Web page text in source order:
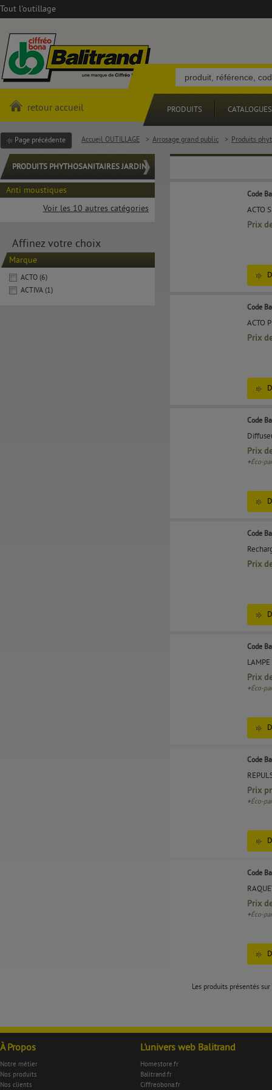
Tout l'outillage
retour accueil PRODUITS CATALOGUES
Page précédente Accueil OUTILLAGE > Arrosage grand public > Produits
PRODUITS PHYTHOSANITAIRES JARDIN
Anti moustiques
Voir les 10 autres catégories
Affinez votre choix
Marque
ACTO (6)
ACTIVA (1)
Code
ACTO
Prix
Code
ACTO
Prix
Code
Prix
+Éco-
Code
Prix
Code
Prix
+Éco-
Code
Prix
+Éco-
Code
Prix
+Éco-
Les produits présentés
À Propos
Notre métier
Nos produits
Nos clients
L'univers web Balitrand
Homestore.fr
Balitrand.fr
Ciffreobona.fr